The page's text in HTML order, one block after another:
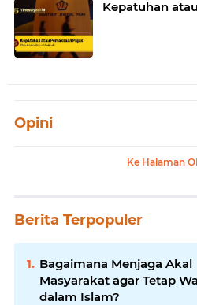
Kepatuhan
Opini
Ke Halaman
Berita Terpopuler
Bagaimana Menjaga Akal
Masyarakat agar Tetap
dalam Islam?